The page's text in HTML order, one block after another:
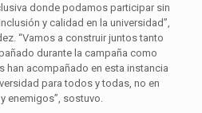
donde podamos participar sin
y calidad en la universidad”,
“Vamos a construir juntos tanto
durante la campaña como
han acompañado en esta instancia
para todos y todas, no en
enemigos”, sostuvo.